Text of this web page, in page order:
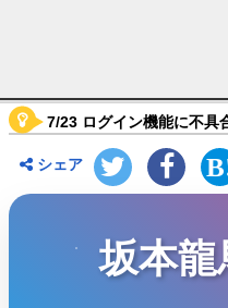
Fate/Grand Order】キ
7/23 ログイン機能に不具
シェア
坂本